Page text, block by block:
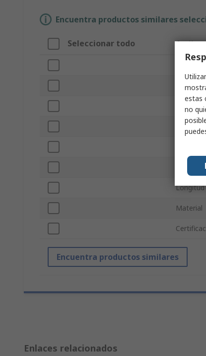
Encuentra productos similares
Seleccionar todo
Tipo de
Color
Material
Encuentra productos similares
Enlaces relacionados
estas
no